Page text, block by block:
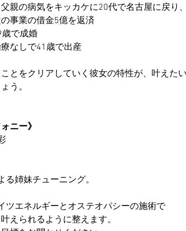
親の病気をキッカケに20代で名古屋に戻り、
事業の借金5億を返済
で成婚
なしで41歳で出産
とをクリアしていく彼女の特性が、叶えた
う。
ニー》
姉妹チューニング。
ツエネルギーとオステオパシーの施術で
えられるように整えます。